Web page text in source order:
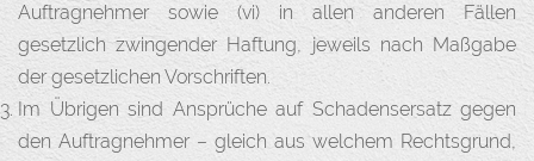
Auftragnehmer sowie (vi) in allen anderen Fällen
gesetzlich zwingender Haftung, jeweils nach Maßgabe
der gesetzlichen Vorschriften.
Im Übrigen sind Ansprüche auf Schadensersatz gegen
den Auftragnehmer – gleich aus welchem Rechtsgrund,